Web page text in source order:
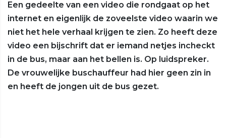
Een gedeelte van een video die rondgaat op het
internet en eigenlijk de zoveelste video waarin we
niet het hele verhaal krijgen te zien. Zo heeft deze
video een bijschrift dat er iemand netjes incheckt
in de bus, maar aan het bellen is. Op luidspreker.
De vrouwelijke buschauffeur had hier geen zin in
en heeft de jongen uit de bus gezet.